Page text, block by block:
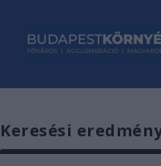
Keresési